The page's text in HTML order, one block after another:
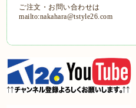
ご注文・お問い合わせは
mailto:nakahara@tstyle26.com